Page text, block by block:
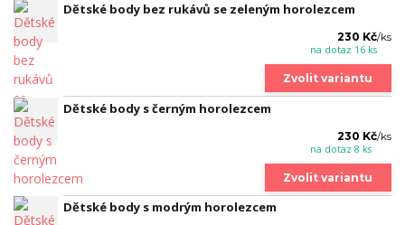
Dětské body bez rukávů se zeleným horolezcem
230 Kč/ks
na dotaz 16 ks
Zvolit variantu
Dětské body s černým horolezcem
230 Kč/ks
na dotaz 8 ks
Zvolit variantu
Dětské body s modrým horolezcem